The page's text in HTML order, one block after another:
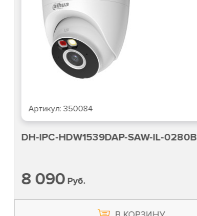
Артикул:350084
DH-IPC-HDW1539DAP-SAW-IL-0280B
8 090 Руб.